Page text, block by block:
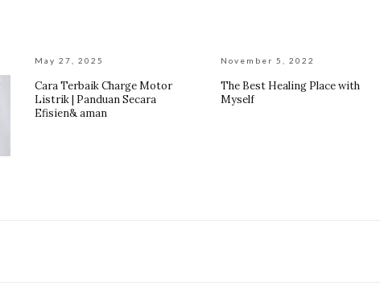
May 27, 2025
Cara Terbaik Charge Motor
Listrik | Panduan Secara
Efisien& aman
November 5, 2022
The Best Healing Place with
Myself